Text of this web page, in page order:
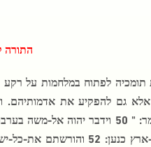
התורה
תומכיה לפתוח במלחמות על רקע
אלא גם להפקיע את
עברים את-הירדן אל-